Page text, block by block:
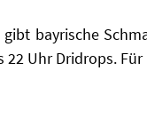
gibt bayrische
22 Uhr Dridrops.